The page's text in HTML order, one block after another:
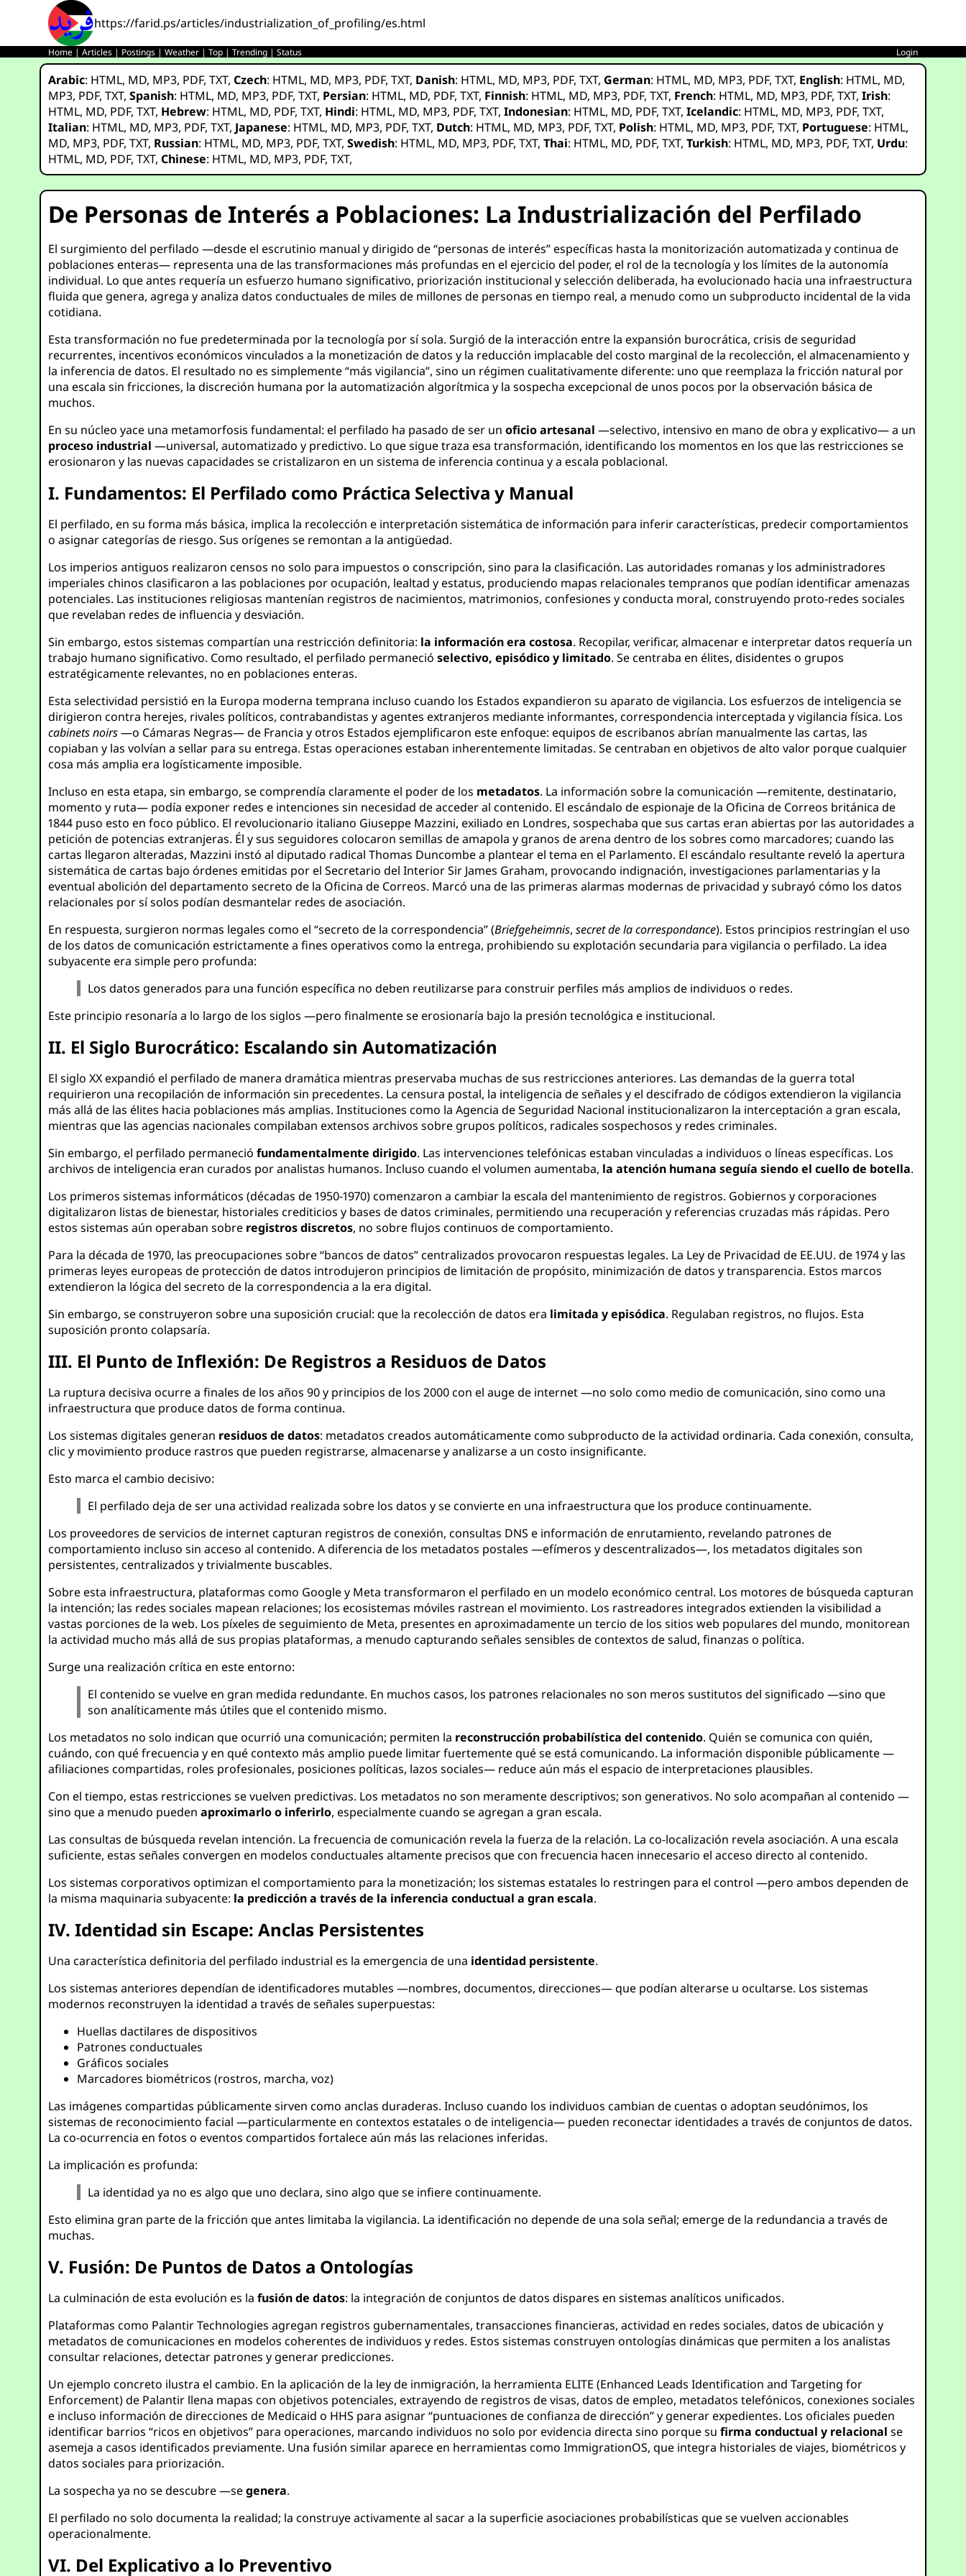
https://farid.ps/articles/industrialization_of_profiling/es.html
Home |Articles | Postings |Weather |Top |Trending |Status Login
Arabic: HTML, MD, MP3, PDF,TXT,Czech: HTML, MD, MP3, PDF,TXT, Danish: HTML, MD, MP3, PDF,TXT, German: HTML, MD, MP3, PDF,TXT, English: HTML, MD,
MP3, PDF,TXT,Spanish: HTML, MD, MP3, PDF,TXT, Persian: HTML, MD, PDF,TXT, Finnish: HTML, MD, MP3, PDF,TXT, French: HTML, MD, MP3, PDF,TXT,Irish:
HTML, MD, PDF,TXT, Hebrew: HTML, MD, PDF,TXT, Hindi: HTML, MD, MP3, PDF,TXT,Indonesian: HTML, MD, PDF,TXT,Icelandic: HTML, MD, MP3, PDF,TXT,
Italian: HTML, MD, MP3, PDF,TXT, Japanese: HTML, MD, MP3, PDF,TXT, Dutch: HTML, MD, MP3, PDF,TXT, Polish: HTML, MD, MP3, PDF,TXT, Portuguese: HTML,
MD, MP3, PDF,TXT, Russian: HTML, MD, MP3, PDF,TXT,Swedish: HTML, MD, MP3, PDF,TXT,Thai: HTML, MD, PDF,TXT,Turkish: HTML, MD, MP3, PDF,TXT, Urdu:
HTML, MD, PDF,TXT,Chinese: HTML, MD, MP3, PDF,TXT,
De Personas de Interés a Poblaciones: La Industrialización del Perfilado
El surgimiento del perfilado —desde el escrutinio manual y dirigido de “personas de interés” específicas hasta la monitorización automatizada y continua de
poblaciones enteras— representa una de las transformaciones más profundas en el ejercicio del poder, el rol de la tecnología y los límites de la autonomía
individual. Lo que antes requería un esfuerzo humano significativo, priorización institucional y selección deliberada, ha evolucionado hacia una infraestructura
fluida que genera, agrega y analiza datos conductuales de miles de millones de personas en tiempo real, a menudo como un subproducto incidental de la vida
cotidiana.
Esta transformación no fue predeterminada por la tecnología por sí sola. Surgió de la interacción entre la expansión burocrática, crisis de seguridad
recurrentes, incentivos económicos vinculados a la monetización de datos y la reducción implacable del costo marginal de la recolección, el almacenamiento y
la inferencia de datos. El resultado no es simplemente “más vigilancia”, sino un régimen cualitativamente diferente: uno que reemplaza la fricción natural por
una escala sin fricciones, la discreción humana por la automatización algorítmica y la sospecha excepcional de unos pocos por la observación básica de
muchos.
En su núcleo yace una metamorfosis fundamental: el perfilado ha pasado de ser unoficio artesanal —selectivo, intensivo en mano de obra y explicativo— a un
proceso industrial —universal, automatizado y predictivo. Lo que sigue traza esa transformación, identificando los momentos en los que las restricciones se
erosionaron y las nuevas capacidades se cristalizaron en un sistema de inferencia continua y a escala poblacional.
I. Fundamentos: El Perfilado como Práctica Selectiva y Manual
El perfilado, en su forma más básica, implica la recolección e interpretación sistemática de información para inferir características, predecir comportamientos
o asignar categorías de riesgo. Sus orígenes se remontan a la antigüedad.
Los imperios antiguos realizaron censos no solo para impuestos o conscripción, sino para la clasificación. Las autoridades romanas y los administradores
imperiales chinos clasificaron a las poblaciones por ocupación, lealtad y estatus, produciendo mapas relacionales tempranos que podían identificar amenazas
potenciales. Las instituciones religiosas mantenían registros de nacimientos, matrimonios, confesiones y conducta moral, construyendo proto-redes sociales
que revelaban redes de influencia y desviación.
Sin embargo, estos sistemas compartían una restricción definitoria: la información era costosa. Recopilar, verificar, almacenar e interpretar datos requería un
trabajo humano significativo. Como resultado, el perfilado permanecióselectivo, episódico y limitado. Se centraba en élites, disidentes o grupos
estratégicamente relevantes, no en poblaciones enteras.
Esta selectividad persistió en la Europa moderna temprana incluso cuando los Estados expandieron su aparato de vigilancia. Los esfuerzos de inteligencia se
dirigieron contra herejes, rivales políticos, contrabandistas y agentes extranjeros mediante informantes, correspondencia interceptada y vigilancia física. Los
cabinets noirs—o Cámaras Negras— de Francia y otros Estados ejemplificaron este enfoque: equipos de escribanos abrían manualmente las cartas, las
copiaban y las volvían a sellar para su entrega. Estas operaciones estaban inherentemente limitadas. Se centraban en objetivos de alto valor porque cualquier
cosa más amplia era logísticamente imposible.
Incluso en esta etapa, sin embargo, se comprendía claramente el poder de los metadatos. La información sobre la comunicación —remitente, destinatario,
momento y ruta— podía exponer redes e intenciones sin necesidad de acceder al contenido. El escándalo de espionaje de la Oficina de Correos británica de
1844 puso esto en foco público. El revolucionario italiano Giuseppe Mazzini, exiliado en Londres, sospechaba que sus cartas eran abiertas por las autoridades a
petición de potencias extranjeras. Él y sus seguidores colocaron semillas de amapola y granos de arena dentro de los sobres como marcadores; cuando las
cartas llegaron alteradas, Mazzini instó al diputado radical Thomas Duncombe a plantear el tema en el Parlamento. El escándalo resultante reveló la apertura
sistemática de cartas bajo órdenes emitidas por el Secretario del Interior Sir James Graham, provocando indignación, investigaciones parlamentarias y la
eventual abolición del departamento secreto de la Oficina de Correos. Marcó una de las primeras alarmas modernas de privacidad y subrayó cómo los datos
relacionales por sí solos podían desmantelar redes de asociación.
En respuesta, surgieron normas legales como el “secreto de la correspondencia” (Briefgeheimnis,secret de la correspondance). Estos principios restringían el uso
de los datos de comunicación estrictamente a fines operativos como la entrega, prohibiendo su explotación secundaria para vigilancia o perfilado. La idea
subyacente era simple pero profunda:
Los datos generados para una función específica no deben reutilizarse para construir perfiles más amplios de individuos o redes.
Este principio resonaría a lo largo de los siglos —pero finalmente se erosionaría bajo la presión tecnológica e institucional.
II. El Siglo Burocrático: Escalando sin Automatización
El siglo XX expandió el perfilado de manera dramática mientras preservaba muchas de sus restricciones anteriores. Las demandas de la guerra total
requirieron una recopilación de información sin precedentes. La censura postal, la inteligencia de señales y el descifrado de códigos extendieron la vigilancia
más allá de las élites hacia poblaciones más amplias. Instituciones como la Agencia de Seguridad Nacional institucionalizaron la interceptación a gran escala,
mientras que las agencias nacionales compilaban extensos archivos sobre grupos políticos, radicales sospechosos y redes criminales.
Sin embargo, el perfilado permaneciófundamentalmente dirigido. Las intervenciones telefónicas estaban vinculadas a individuos o líneas específicas. Los
archivos de inteligencia eran curados por analistas humanos. Incluso cuando el volumen aumentaba, la atención humana seguía siendo el cuello de botella.
Los primeros sistemas informáticos (décadas de 1950-1970) comenzaron a cambiar la escala del mantenimiento de registros. Gobiernos y corporaciones
digitalizaron listas de bienestar, historiales crediticios y bases de datos criminales, permitiendo una recuperación y referencias cruzadas más rápidas. Pero
estos sistemas aún operaban sobre registros discretos, no sobre flujos continuos de comportamiento.
Para la década de 1970, las preocupaciones sobre “bancos de datos” centralizados provocaron respuestas legales. La Ley de Privacidad de EE.UU. de 1974 y las
primeras leyes europeas de protección de datos introdujeron principios de limitación de propósito, minimización de datos y transparencia. Estos marcos
extendieron la lógica del secreto de la correspondencia a la era digital.
Sin embargo, se construyeron sobre una suposición crucial: que la recolección de datos era limitada y episódica. Regulaban registros, no flujos. Esta
suposición pronto colapsaría.
III. El Punto de Inflexión: De Registros a Residuos de Datos
La ruptura decisiva ocurre a finales de los años 90 y principios de los 2000 con el auge de internet —no solo como medio de comunicación, sino como una
infraestructura que produce datos de forma continua.
Los sistemas digitales generan residuos de datos: metadatos creados automáticamente como subproducto de la actividad ordinaria. Cada conexión, consulta,
clic y movimiento produce rastros que pueden registrarse, almacenarse y analizarse a un costo insignificante.
Esto marca el cambio decisivo:
El perfilado deja de ser una actividad realizada sobre los datos y se convierte en una infraestructura que los produce continuamente.
Los proveedores de servicios de internet capturan registros de conexión, consultas DNS e información de enrutamiento, revelando patrones de
comportamiento incluso sin acceso al contenido. A diferencia de los metadatos postales —efímeros y descentralizados—, los metadatos digitales son
persistentes, centralizados y trivialmente buscables.
Sobre esta infraestructura, plataformas como Google y Meta transformaron el perfilado en un modelo económico central. Los motores de búsqueda capturan
la intención; las redes sociales mapean relaciones; los ecosistemas móviles rastrean el movimiento. Los rastreadores integrados extienden la visibilidad a
vastas porciones de la web. Los píxeles de seguimiento de Meta, presentes en aproximadamente un tercio de los sitios web populares del mundo, monitorean
la actividad mucho más allá de sus propias plataformas, a menudo capturando señales sensibles de contextos de salud, finanzas o política.
Surge una realización crítica en este entorno:
El contenido se vuelve en gran medida redundante. En muchos casos, los patrones relacionales no son meros sustitutos del significado —sino que
son analíticamente más útiles que el contenido mismo.
Los metadatos no solo indican que ocurrió una comunicación; permiten la reconstrucción probabilística del contenido. Quién se comunica con quién,
cuándo, con qué frecuencia y en qué contexto más amplio puede limitar fuertemente qué se está comunicando. La información disponible públicamente —
afiliaciones compartidas, roles profesionales, posiciones políticas, lazos sociales— reduce aún más el espacio de interpretaciones plausibles.
Con el tiempo, estas restricciones se vuelven predictivas. Los metadatos no son meramente descriptivos; son generativos. No solo acompañan al contenido —
sino que a menudo puedenaproximarlo o inferirlo, especialmente cuando se agregan a gran escala.
Las consultas de búsqueda revelan intención. La frecuencia de comunicación revela la fuerza de la relación. La co-localización revela asociación. A una escala
suficiente, estas señales convergen en modelos conductuales altamente precisos que con frecuencia hacen innecesario el acceso directo al contenido.
Los sistemas corporativos optimizan el comportamiento para la monetización; los sistemas estatales lo restringen para el control —pero ambos dependen de
la misma maquinaria subyacente: la predicción a través de la inferencia conductual a gran escala.
IV. Identidad sin Escape: Anclas Persistentes
Una característica definitoria del perfilado industrial es la emergencia de una identidad persistente.
Los sistemas anteriores dependían de identificadores mutables —nombres, documentos, direcciones— que podían alterarse u ocultarse. Los sistemas
modernos reconstruyen la identidad a través de señales superpuestas:
Huellas dactilares de dispositivos
Patrones conductuales
Gráficos sociales
Marcadores biométricos (rostros, marcha, voz)
Las imágenes compartidas públicamente sirven como anclas duraderas. Incluso cuando los individuos cambian de cuentas o adoptan seudónimos, los
sistemas de reconocimiento facial —particularmente en contextos estatales o de inteligencia— pueden reconectar identidades a través de conjuntos de datos.
La co-ocurrencia en fotos o eventos compartidos fortalece aún más las relaciones inferidas.
La implicación es profunda:
La identidad ya no es algo que uno declara, sino algo que se infiere continuamente.
Esto elimina gran parte de la fricción que antes limitaba la vigilancia. La identificación no depende de una sola señal; emerge de la redundancia a través de
muchas.
V. Fusión: De Puntos de Datos a Ontologías
La culminación de esta evolución es lafusión de datos: la integración de conjuntos de datos dispares en sistemas analíticos unificados.
Plataformas como Palantir Technologies agregan registros gubernamentales, transacciones financieras, actividad en redes sociales, datos de ubicación y
metadatos de comunicaciones en modelos coherentes de individuos y redes. Estos sistemas construyen ontologías dinámicas que permiten a los analistas
consultar relaciones, detectar patrones y generar predicciones.
Un ejemplo concreto ilustra el cambio. En la aplicación de la ley de inmigración, la herramienta ELITE (Enhanced Leads Identification and Targeting for
Enforcement) de Palantir llena mapas con objetivos potenciales, extrayendo de registros de visas, datos de empleo, metadatos telefónicos, conexiones sociales
e incluso información de direcciones de Medicaid o HHS para asignar “puntuaciones de confianza de dirección” y generar expedientes. Los oficiales pueden
identificar barrios “ricos en objetivos” para operaciones, marcando individuos no solo por evidencia directa sino porque sufirma conductual y relacional se
asemeja a casos identificados previamente. Una fusión similar aparece en herramientas como ImmigrationOS, que integra historiales de viajes, biométricos y
datos sociales para priorización.
La sospecha ya no se descubre —segenera.
El perfilado no solo documenta la realidad; la construye activamente al sacar a la superficie asociaciones probabilísticas que se vuelven accionables
operacionalmente.
VI. Del Explicativo a lo Preventivo